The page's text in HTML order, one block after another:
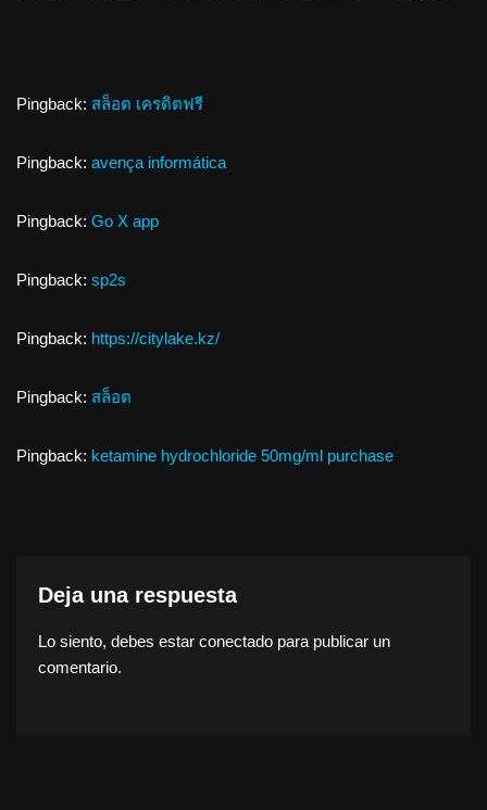
Pingback: สล็อต เครดิตฟรี
Pingback: avença informática
Pingback: Go X app
Pingback: sp2s
Pingback: https://citylake.kz/
Pingback: สล็อต
Pingback: ketamine hydrochloride 50mg/ml purchase
Deja una respuesta
Lo siento, debes estar conectado para publicar un
comentario.